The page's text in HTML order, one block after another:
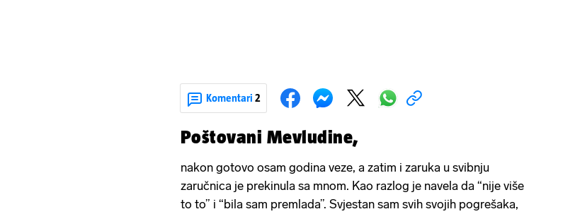
Komentari 2
Poštovani Mevludine,
nakon gotovo osam godina veze, a zatim i zaruka u svibnju
zaručnica je prekinula sa mnom. Kao razlog je navela da “nije više
to to” i “bila sam premlada”. Svjestan sam svih svojih pogrešaka,